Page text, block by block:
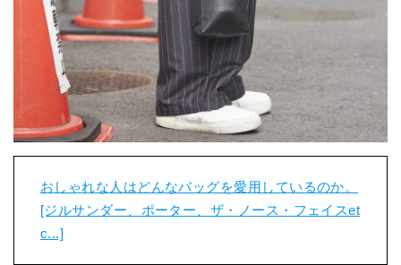
おしゃれな人はどんなバッグを愛用しているのか。
[ジルサンダー、ポーター、ザ・ノース・フェイスet
c...]